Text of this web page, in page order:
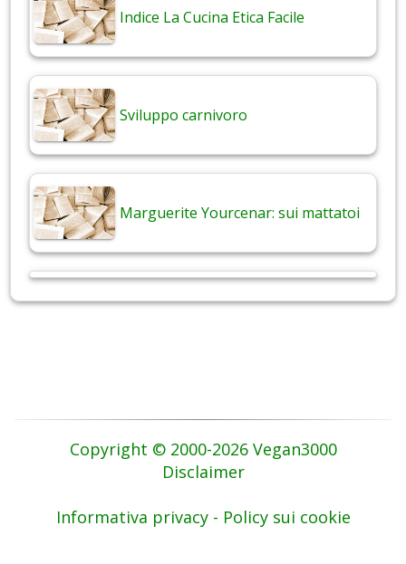
Indice La Cucina Etica Facile
Sviluppo carnivoro
Marguerite Yourcenar: sui mattatoi
Copyright © 2000-2026 Vegan3000
Disclaimer
Informativa privacy - Policy sui cookie